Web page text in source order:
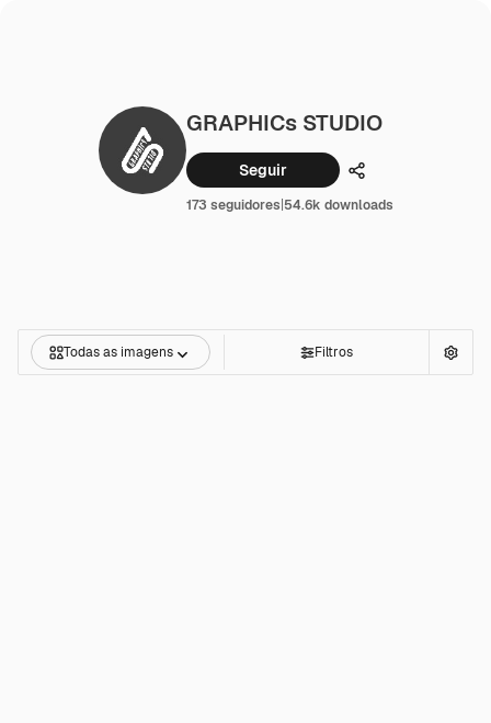
GRAPHICs STUDIO
Seguir Compartilhar
173 seguidores|54.6k downloads
Todas as imagens Filtros